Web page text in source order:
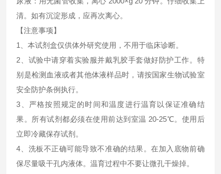
清。如有沉淀形成，应再次离心。
【注意事项】
1、本试剂盒仅供体外研究使用，不用于临床诊断。
2、试验中请穿着实验服并戴乳胶手套做好防护工作。特
别是检测血液或者其他体液样品时，请按国家生物试验室
安全防护条例执行。
3、严格按照规定的时间和温度进行温育以保证准确结
果。所有试剂都必须在使用前达到室温 20-25℃。使用后
立即冷藏保存试剂。
4、洗板不正确可能导致不准确的结果。在加入底物前确
保尽量吸干孔内液体。温育过程中不要让微孔干燥掉。